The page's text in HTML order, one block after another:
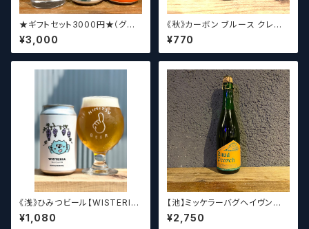
★ギフトセット3000円★（グラ
スセット）【クラフトビール】
¥3,000
《秋》カーボン ブルース クレイ
ジーリッチルプリンズ Carbo
n Brews Crazy rich Lupulin
s【クラフトビール】
¥770
《浅》ひみつビール【WISTERIA】
／ ウィステリア
¥1,080
【池】ミッケラーバグヘイヴン
ルードペッシュ Mikkeller Bag
haven Ruud Peesch
¥2,750